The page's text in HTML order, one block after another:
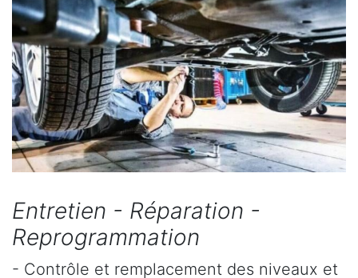
Entretien - Réparation -
Reprogrammation
- Contrôle et remplacement des niveaux et